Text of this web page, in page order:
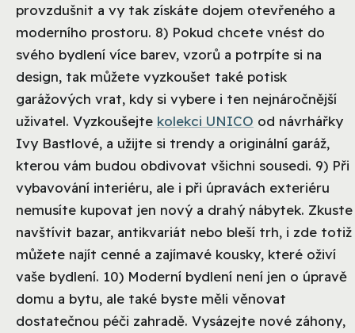
provzdušnit a vy tak získáte dojem otevřeného a
moderního prostoru. 8) Pokud chcete vnést do
svého bydlení více barev, vzorů a potrpíte si na
design, tak můžete vyzkoušet také potisk
garážových vrat, kdy si vybere i ten nejnáročnější
uživatel. Vyzkoušejte kolekci UNICO od návrhářky
Ivy Bastlové, a užijte si trendy a originální garáž,
kterou vám budou obdivovat všichni sousedi. 9) Při
vybavování interiéru, ale i při úpravách exteriéru
nemusíte kupovat jen nový a drahý nábytek. Zkuste
navštívit bazar, antikvariát nebo bleší trh, i zde totiž
můžete najít cenné a zajímavé kousky, které oživí
vaše bydlení. 10) Moderní bydlení není jen o úpravě
domu a bytu, ale také byste měli věnovat
dostatečnou péči zahradě. Vysázejte nové záhony,